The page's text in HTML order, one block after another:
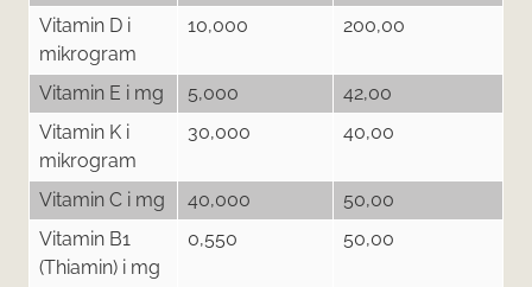
Vitamin D i
mikrogram
10,000 200,00
Vitamin E i mg 5,000
42,00
Vitamin K i
mikrogram
30,000 40,00
Vitamin C i mg 40,000
50,00
Vitamin B1
(Thiamin) i mg
0,550 50,00